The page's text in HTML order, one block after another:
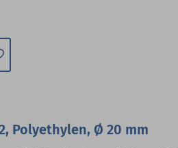
Polyethylen, Ø 20 mm